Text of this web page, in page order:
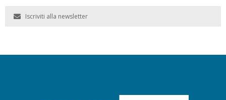
Iscriviti alla newsletter